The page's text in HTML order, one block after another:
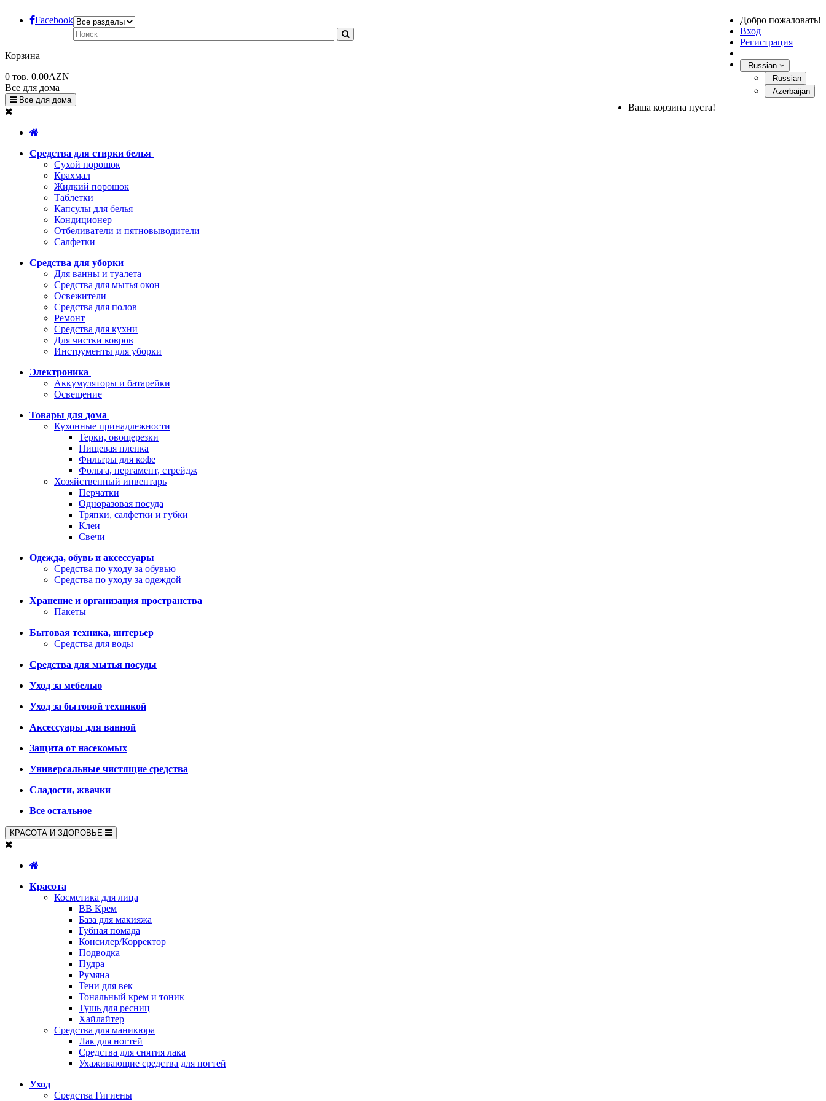
Facebook
Добро пожаловать!
Вход
Регистрация
Russian
Russian
Azerbaijan
Корзина
0 тов. 0.00AZN
Ваша корзина пуста!
Все для дома
Все для дома
Средства для стирки белья
Сухой порошок
Крахмал
Жидкий порошок
Таблетки
Капсулы для белья
Кондиционер
Отбеливатели и пятновыводители
Салфетки
Средства для уборки
Для ванны и туалета
Средства для мытья окон
Освежители
Средства для полов
Ремонт
Средства для кухни
Для чистки ковров
Инструменты для уборки
Электроника
Аккумуляторы и батарейки
Освещение
Товары для дома
Кухонные принадлежности
Терки, овощерезки
Пищевая пленка
Фильтры для кофе
Фольга, пергамент, стрейдж
Хозяйственный инвентарь
Перчатки
Одноразовая посуда
Тряпки, салфетки и губки
Клеи
Свечи
Одежда, обувь и аксессуары
Средства по уходу за обувью
Средства по уходу за одеждой
Хранение и организация пространства
Пакеты
Бытовая техника, интерьер
Средства для воды
Средства для мытья посуды
Уход за мебелью
Уход за бытовой техникой
Аксессуары для ванной
Защита от насекомых
Универсальные чистящие средства
Сладости, жвачки
Все остальное
КРАСОТА И ЗДОРОВЬЕ
Красота
Косметика для лица
BB Крем
База для макияжа
Губная помада
Консилер/Корректор
Подводка
Пудра
Румяна
Тени для век
Тональный крем и тоник
Тушь для ресниц
Хайлайтер
Средства для маникюра
Лак для ногтей
Средства для снятия лака
Ухаживающие средства для ногтей
Уход
Средства Гигиены